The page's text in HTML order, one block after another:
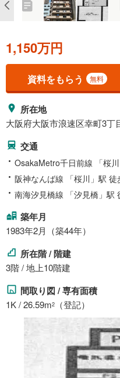
1,150万円
資料をもらう 無料
所在地
大阪府大阪市浪速区幸町3丁
交通
OsakaMetro千日前線 「桜
阪神なんば線 「桜川」駅 徒
南海汐見橋線 「汐見橋」駅
築年月
1983年2月（築44年）
所在階 / 階建
3階 / 地上10階建
間取り図 / 専有面積
1K / 26.59m2 （登記）